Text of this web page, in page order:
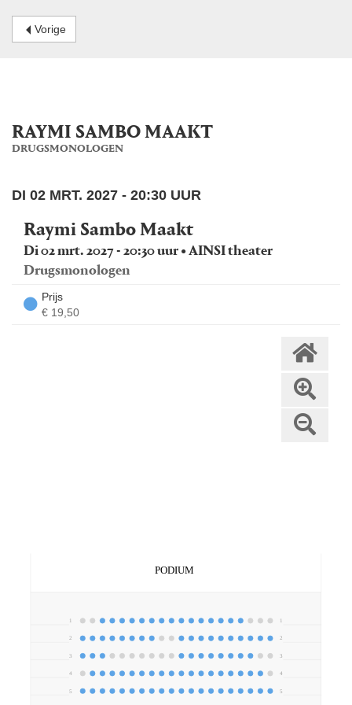
Vorige
RAYMI SAMBO MAAKT
DRUGSMONOLOGEN
DI 02 MRT. 2027 - 20:30 UUR
Raymi Sambo Maakt
Di 02 mrt. 2027 - 20:30 uur • AINSI theater
Drugsmonologen
Prijs
€ 19,50
PODIUM
2
3
4
5
2
3
4
5